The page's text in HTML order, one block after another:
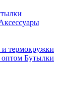
термокружки
Бутылки